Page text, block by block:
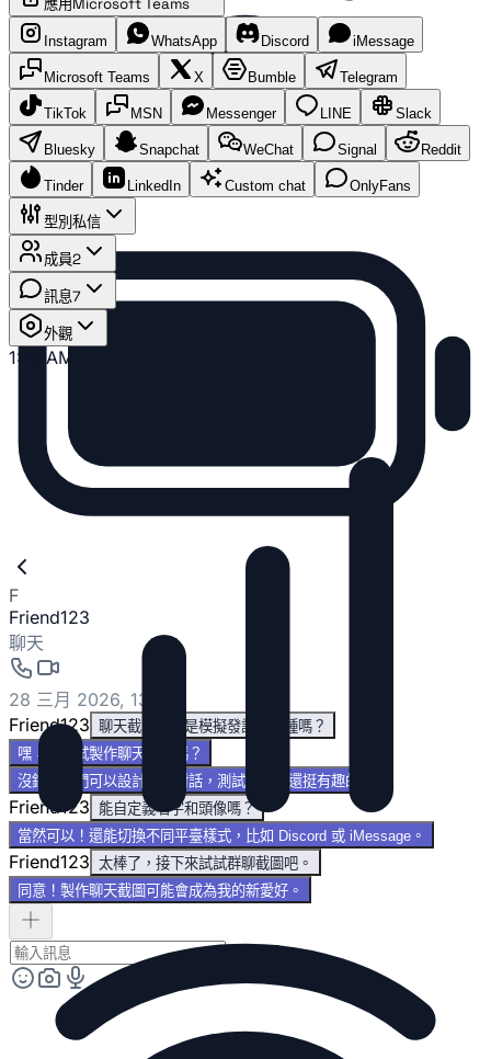
F
Friend123
聊天
28 三月 2026, 13:41
Friend123 聊天截圖？就是模擬發訊息那種嗎？
嘿，想試試製作聊天截圖嗎？
沒錯！我們可以設計模擬對話，測試佈局，還挺有趣的。
Friend123
能自定義名字和頭像嗎？
當然可以！還能切換不同平臺樣式，比如 Discord 或 iMessage。
Friend123 太棒了，接下來試試群聊截圖吧。
同意！製作聊天截圖可能會成為我的新愛好。
Instagram WhatsApp Discord iMessage
Microsoft Teams X Bumble Telegram
TikTok MSN Messenger LINE Slack
Bluesky Snapchat WeChat Signal Reddit
Tinder LinkedIn Custom chat OnlyFans
型別 私信
成員2
訊息7
外觀
1:41 AM